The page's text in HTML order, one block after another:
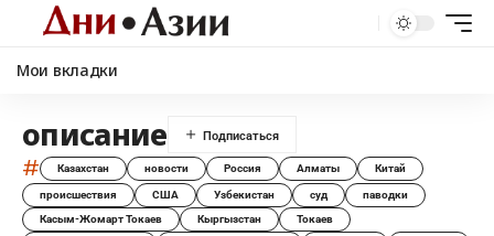
Мои вкладки
описание
# Казахстан новости Россия Алматы Китай
происшествия США Узбекистан суд
паводки
Касым-Жомарт Токаев
Кыргызстан
Токаев